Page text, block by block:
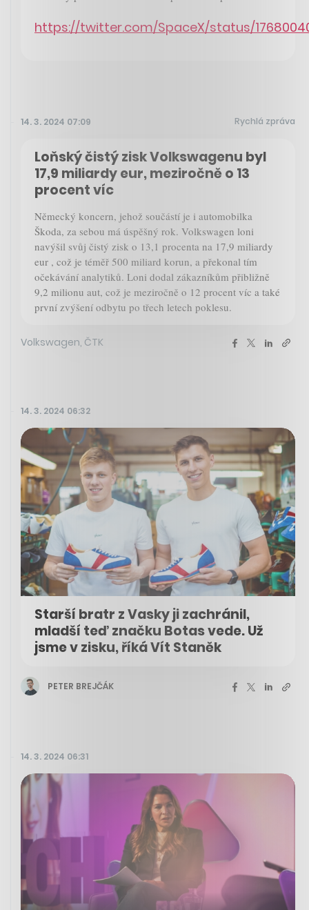
https://twitter.com/SpaceX/status/
14. 3. 2024 07:09 Rychlá zpráva
Loňský čistý zisk Volkswagenu byl
17,9 miliardy eur, meziročně o 13
procent víc
Německý koncern, jehož součástí je i automobilka
Škoda, za sebou má úspěšný rok. Volkswagen loni
navýšil svůj čistý zisk o 13,1 procenta na 17,9 miliardy
eur , což je téměř 500 miliard korun, a překonal tím
očekávání analytiků. Loni dodal zákazníkům přibližně
9,2 milionu aut, což je meziročně o 12 procent víc a také
první zvýšení odbytu po třech letech poklesu.
Volkswagen, ČTK
14. 3. 2024 06:32
Starší bratr z Vasky ji zachránil,
mladší teď značku Botas vede. Už
jsme v zisku, říká Vít Staněk
PETER BREJČÁK
14. 3. 2024 06:31